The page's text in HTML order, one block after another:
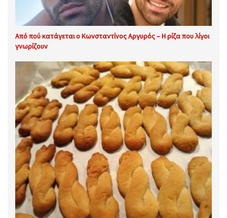
Από πού κατάγεται ο Κωνσταντίνος Αργυρός – Η ρίζα που λίγοι
γνωρίζουν